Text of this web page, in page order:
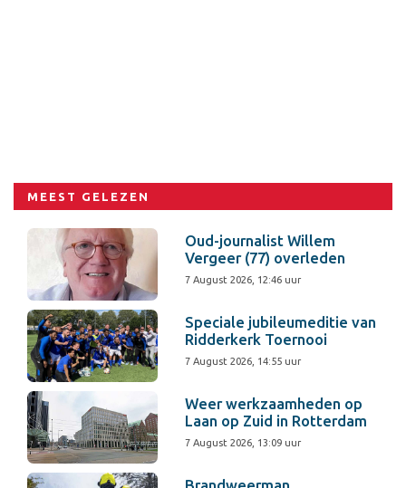
MEEST GELEZEN
Oud-journalist Willem
Vergeer (77) overleden
7 August 2026, 12:46 uur
Speciale jubileumeditie van
Ridderkerk Toernooi
7 August 2026, 14:55 uur
Weer werkzaamheden op
Laan op Zuid in Rotterdam
7 August 2026, 13:09 uur